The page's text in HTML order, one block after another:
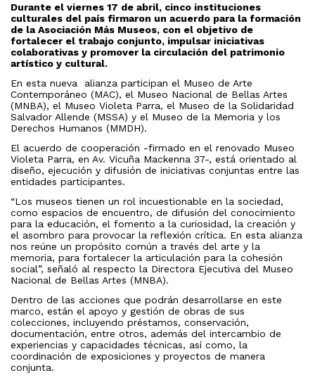
Durante el viernes 17 de abril, cinco instituciones
culturales del país firmaron un acuerdo para la formación
de la Asociación Más Museos, con el objetivo de
fortalecer el trabajo conjunto, impulsar iniciativas
colaborativas y promover la circulación del patrimonio
artístico y cultural.
En esta nueva alianza participan el Museo de Arte
Contemporáneo (MAC), el Museo Nacional de Bellas Artes
(MNBA), el Museo Violeta Parra, el Museo de la Solidaridad
Salvador Allende (MSSA) y el Museo de la Memoria y los
Derechos Humanos (MMDH).
El acuerdo de cooperación -firmado en el renovado Museo
Violeta Parra, en Av. Vicuña Mackenna 37-, está orientado al
diseño, ejecución y difusión de iniciativas conjuntas entre las
entidades participantes.
“Los museos tienen un rol incuestionable en la sociedad,
como espacios de encuentro, de difusión del conocimiento
para la educación, el fomento a la curiosidad, la creación y
el asombro para provocar la reflexión crítica. En esta alianza
nos reúne un propósito común a través del arte y la
memoria, para fortalecer la articulación para la cohesión
social”, señaló al respecto la Directora Ejecutiva del Museo
Nacional de Bellas Artes (MNBA).
Dentro de las acciones que podrán desarrollarse en este
marco, están el apoyo y gestión de obras de sus
colecciones, incluyendo préstamos, conservación,
documentación, entre otros, además del intercambio de
experiencias y capacidades técnicas, así como, la
coordinación de exposiciones y proyectos de manera
conjunta.